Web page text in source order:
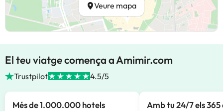
Veure mapa
El teu viatge comença a Amimir.com
Trustpilot 4.5/5
Més de 1.000.000 hotels
Amb tu 24/7 els 365